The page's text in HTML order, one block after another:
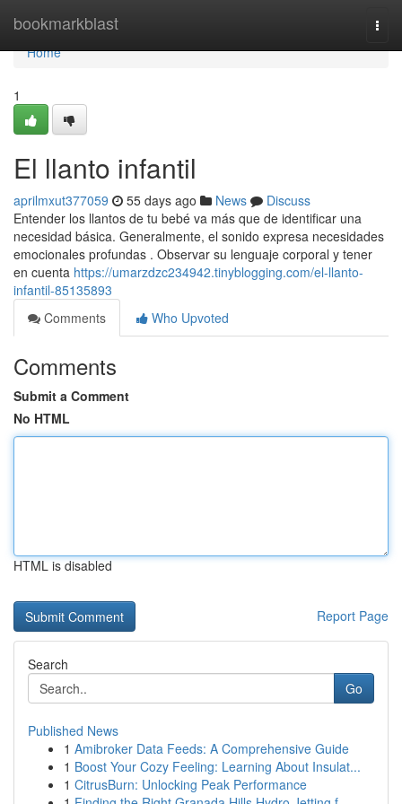
bookmarkblast
Home
Home
1
El llanto infantil
aprilmxut377059 55 days ago News
Discuss
Entender los llantos de tu bebé va más que de identificar una
necesidad básica. Generalmente, el sonido expresa necesidades
emocionales profundas . Observar su lenguaje corporal y tener
en cuenta https://umarzdzc234942.tinyblogging.com/el-llanto-
infantil-85135893
Comments
Who Upvoted
Comments
Submit a Comment
No HTML
HTML is disabled
Report Page
Search
Go
Published News
1 Amibroker Data Feeds: A Comprehensive Guide
1 Boost Your Cozy Feeling: Learning About Insulat...
1 CitrusBurn: Unlocking Peak Performance